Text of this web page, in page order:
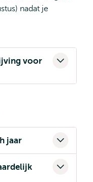
nadat je
voor
jaar